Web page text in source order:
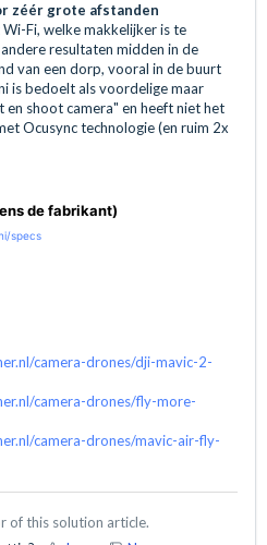
zéér grote afstanden
Fi, welke makkelijker is te
resultaten midden in de
van een dorp, vooral in de buurt
is bedoelt als voordelige maar
en shoot camera" en heeft niet het
Ocusync technologie (en ruim 2x
de fabrikant)
specs
camera-drones/dji-mavic-2-
camera-drones/fly-more-
camera-drones/mavic-air-fly-
of this solution article.